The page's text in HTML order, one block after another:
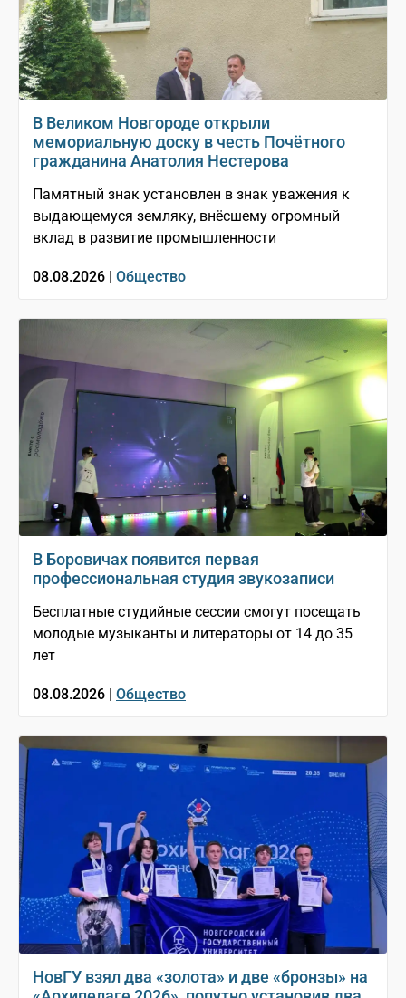
В Великом Новгороде открыли
мемориальную доску в честь Почётного
гражданина Анатолия Нестерова
Памятный знак установлен в знак уважения к
выдающемуся земляку, внёсшему огромный
вклад в развитие промышленности
08.08.2026 | Общество
В Боровичах появится первая
профессиональная студия звукозаписи
Бесплатные студийные сессии смогут посещать
молодые музыканты и литераторы от 14 до 35
лет
08.08.2026 | Общество
НовГУ взял два «золота» и две «бронзы» на